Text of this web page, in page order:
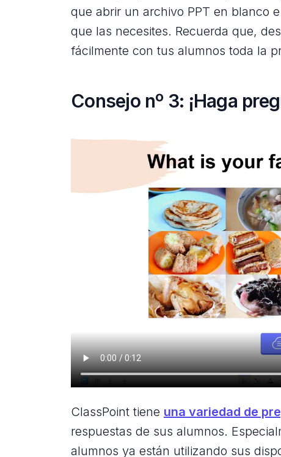
que abrir un archivo PPT en blanco
que las necesites. Recuerda que,
fácilmente con tus alumnos toda la
Consejo nº 3: ¡Haga
ClassPoint tiene una variedad de
respuestas de sus alumnos.
alumnos ya están utilizando sus